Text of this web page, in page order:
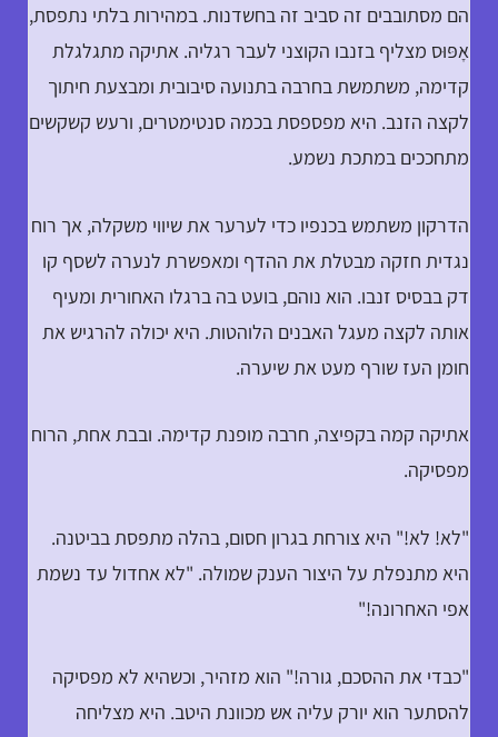
הם מסתובבים זה סביב זה בחשדנות. במהירות בלתי נתפסת,
אָפּוּס מצליף בזנבו הקוצני לעבר רגליה. אתיקה מתגלגלת
קדימה, משתמשת בחרבה בתנועה סיבובית ומבצעת חיתוך
לקצה הזנב. היא מפספסת בכמה סנטימטרים, ורעש קשקשים
מתחככים במתכת נשמע.
הדרקון משתמש בכנפיו כדי לערער את שיווי משקלה, אך רוח
נגדית חזקה מבטלת את ההדף ומאפשרת לנערה לשסף קו
דק בבסיס זנבו. הוא נוהם, בועט בה ברגלו האחורית ומעיף
אותה לקצה מעגל האבנים הלוהטות. היא יכולה להרגיש את
חומן העז שורף מעט את שיערה.
אתיקה קמה בקפיצה, חרבה מופנת קדימה. ובבת אחת, הרוח
מפסיקה.
"לא! לא!" היא צורחת בגרון חסום, בהלה מתפסת בביטנה.
היא מתנפלת על היצור הענק שמולה. "לא אחדול עד נשמת
אפי האחרונה!"
"כבדי את ההסכם, גורה!" הוא מזהיר, וכשהיא לא מפסיקה
להסתער הוא יורק עליה אש מכוונת היטב. היא מצליחה